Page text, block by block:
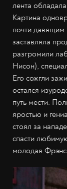
лента
Картина
почти давящим
заставляла
разгромили
Нисон),
Его сожгли
остался
путь мести.
яростью и
стоял за
спасти
молодая